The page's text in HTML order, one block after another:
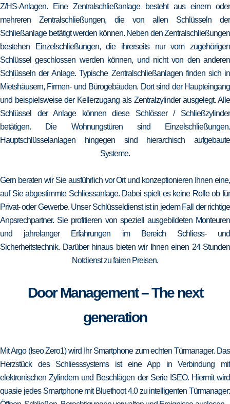
Z/HS-Anlagen. Eine Zentralschließanlage besteht aus einem oder
mehreren Zentralschließungen, die von allen Schlüsseln der
Schließanlage betätigt werden können. Neben den Zentralschließungen
bestehen Einzelschließungen, die ihrerseits nur vom zugehörigen
Schlüssel geschlossen werden können, und nicht von den anderen
Schlüsseln der Anlage. Typische Zentralschließanlagen finden sich in
Mietshäusern, Firmen- und Bürogebäuden. Dort sind der Haupteingang
und beispielsweise der Kellerzugang als Zentralzylinder ausgelegt. Alle
Schlüssel der Anlage können diese Schlösser / Schließzylinder
betätigen. Die Wohnungstüren sind Einzelschließungen.
Hauptschlüsselanlagen hingegen sind hierarchisch aufgebaute
Systeme.
Gern beraten wir Sie ausführlich vor Ort und konzeptionieren Ihnen eine,
auf Sie abgestimmte Schliessanlage. Dabei spielt es keine Rolle ob für
Privat- oder Gewerbe. Unser Schlüsseldienst ist in jedem Fall der richtige
Anpsrechpartner. Sie profitieren von speziell ausgebildeten Monteuren
und jahrelanger Erfahrungen im Bereich Schliess- und
Sicherheitstechnik. Darüber hinaus bieten wir Ihnen einen 24 Stunden
Notdienst zu fairen Preisen.
Door Management – The next
generation
Mit Argo (Iseo Zero1) wird Ihr Smartphone zum echten Türmanager. Das
Herzstück des Schliesssystems ist eine App in Verbindung mit
elektronischen Zylindern und Beschlägen der Serie ISEO. Hiermit wird
quasie jedes Smartphone mit Bluethoot 4.0 zu intelligenten Türmanager: